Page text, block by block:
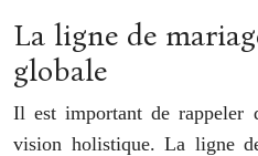
La ligne de
globale
Il est important de rappeler
vision holistique. La ligne